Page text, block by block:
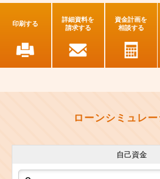
印刷する
詳細資料を
請求する
資金計画を
相談する
ローンシミュレ
自己資金